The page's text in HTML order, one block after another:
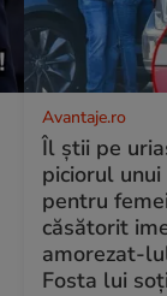
Avantaje.ro
Îl știi pe
piciorul
pentru
căsătorit
amorezat-
Fosta lui